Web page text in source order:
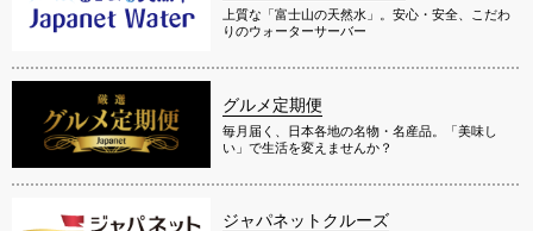
上質な「富士山の天然水」。安心・安全、こだわ
りのウォーターサーバー
グルメ定期便
毎月届く、日本各地の名物・名産品。「美味し
い」で生活を変えませんか？
ジャパネットクルーズ